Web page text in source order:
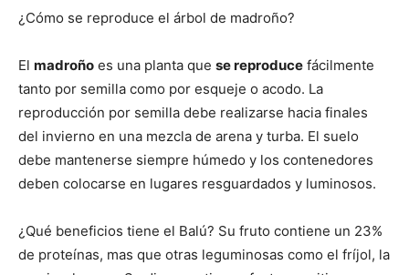
¿Cómo se reproduce el árbol de madroño?
El madroño es una planta que se reproduce fácilmente
tanto por semilla como por esqueje o acodo. La
reproducción por semilla debe realizarse hacia finales
del invierno en una mezcla de arena y turba. El suelo
debe mantenerse siempre húmedo y los contenedores
deben colocarse en lugares resguardados y luminosos.
¿Qué beneficios tiene el Balú? Su fruto contiene un 23%
de proteínas, mas que otras leguminosas como el fríjol, la